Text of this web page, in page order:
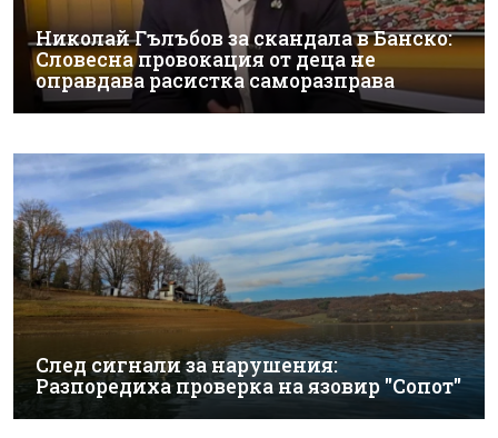
Николай Гълъбов за скандала в Банско:
Словесна провокация от деца не
оправдава расистка саморазправа
След сигнали за нарушения:
Разпоредиха проверка на язовир "Сопот"